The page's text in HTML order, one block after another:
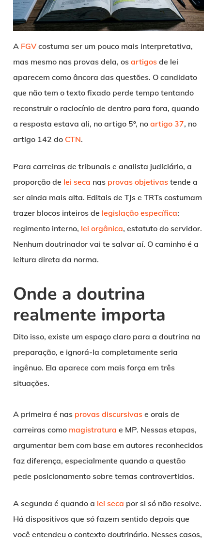
A FGVcostuma ser um pouco mais interpretativa,
mas mesmo nas provas dela, os artigosde lei
aparecem como âncora das questões. O candidato
que não tem o texto fixado perde tempo tentando
reconstruir o raciocínio de dentro para fora, quando
a resposta estava ali, no artigo 5º, no artigo 37, no
artigo 142 do CTN.
Para carreiras de tribunais e analista judiciário, a
proporção de lei seca nas provas objetivastende a
ser ainda mais alta. Editais de TJs e TRTs costumam
trazer blocos inteiros de legislação específica:
regimento interno, lei orgânica, estatuto do servidor.
Nenhum doutrinador vai te salvar aí. O caminho é a
leitura direta da norma.
Onde a doutrina
realmente importa
Dito isso, existe um espaço claro para a doutrina na
preparação, e ignorá-la completamente seria
ingênuo. Ela aparece com mais força em três
situações.
A primeira é nas provas discursivase orais de
carreiras como magistratura e MP. Nessas etapas,
argumentar bem com base em autores reconhecidos
faz diferença, especialmente quando a questão
pede posicionamento sobre temas controvertidos.
A segunda é quando a lei seca por si só não resolve.
Há dispositivos que só fazem sentido depois que
você entendeu o contexto doutrinário. Nesses casos,